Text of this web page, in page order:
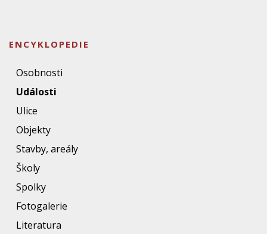
ENCYKLOPEDIE
Osobnosti
Události
Ulice
Objekty
Stavby, areály
Školy
Spolky
Fotogalerie
Literatura